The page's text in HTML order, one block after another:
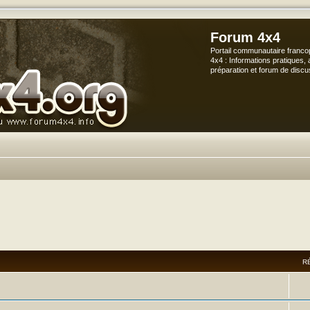
Forum 4x4
Portail communautaire
4x4 : Informations pratiques,
préparation et forum de